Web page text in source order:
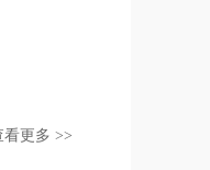
看更多 >>